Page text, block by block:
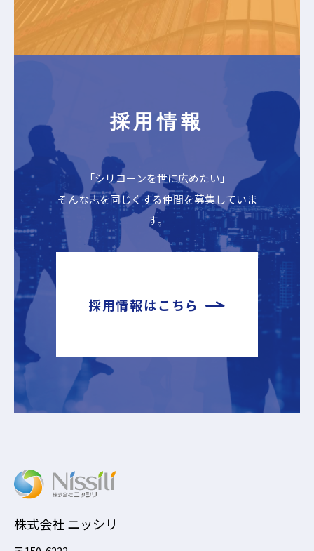
採用情報
「シリコーンを世に広めたい」
そんな志を同じくする仲間を募集していま
す。
採用情報はこちら
株式会社 ニッシリ